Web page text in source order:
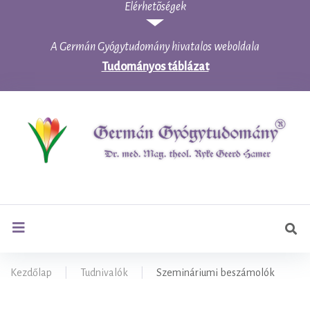
A Germán Gyógytudomány hivatalos weboldala
Tudományos táblázat
Kezdőlap Tudnivalók Szemináriumi beszámolók
Elérhetõségek